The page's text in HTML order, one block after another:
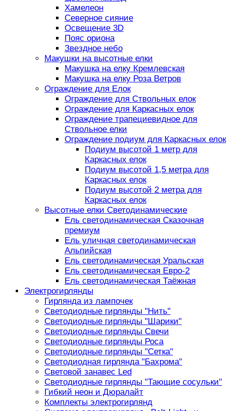
Хамелеон
Северное сияние
Освещение 3D
Пояс ориона
Звездное небо
Макушки на высотные елки
Макушка на елку Кремлевская
Макушка на елку Роза Ветров
Ограждение для Елок
Ограждение для Ствольных елок
Ограждение для Каркасных елок
Ограждение трапециевидное для
Ствольное елки
Ограждение подиум для Каркасных елок
Подиум высотой 1 метр для
Каркасных елок
Подиум высотой 1,5 метра для
Каркасных елок
Подиум высотой 2 метра для
Каркасных елок
Высотные елки Светодинамические
Ель светодинамическая Сказочная
премиум
Ель уличная светодинамическая
Альпийская
Ель светодинамическая Уральская
Ель светодинамическая Евро-2
Ель светодинамическая Таёжная
Электрогирлянды
Гирлянда из лампочек
Светодиодные гирлянды "Нить"
Светодиодные гирлянды "Шарики"
Светодиодные гирлянды Свечи
Светодиодные гирлянды Роса
Светодиодные гирлянды "Сетка"
Светодиодная гирлянда "Бахрома"
Световой занавес Led
Светодиодные гирлянды "Тающие сосульки"
Гибкий неон и Дюралайт
Комплекты электрогирлянд